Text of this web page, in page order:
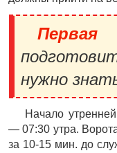
Первая
нужно
Начало
— 07:30 утра.
за 10-15 мин. до